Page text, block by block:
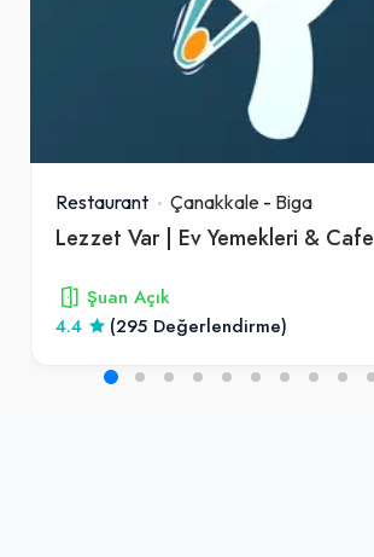
Restaurant Çanakkale - Biga
Lezzet Var | Ev Yemekleri & Cafe
Şuan Açık
4.4
(295 Değerlendirme)